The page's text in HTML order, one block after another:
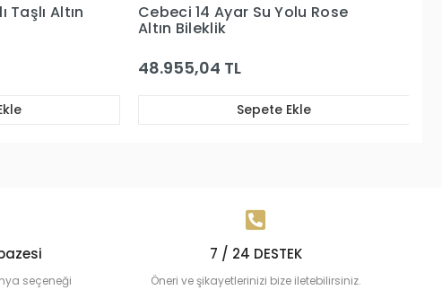
Rose Cebeci 14 Ayar Beyaz Altın
Sırataşlı Altın Bileklik
17.384,04 TL
Sepete Ekle
seçeneği
7 / 24 DESTEK
Öneri ve şikayetlerinizi bize iletebilirsiniz.